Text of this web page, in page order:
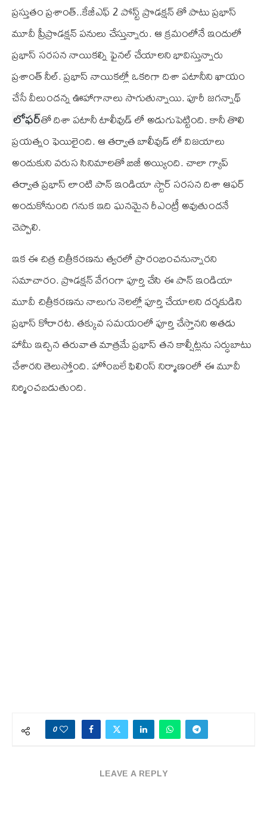
ప్రస్తుతం ప్రశాంత్..కేజీఎఫ్ 2 పోస్ట్ ప్రొడక్షన్ తో పాటు ప్రభాస్
మూవీ ప్రీప్రొడక్షన్ పనులు చేస్తున్నారు. ఆ క్రమంలోనే ఇందులో
ప్రభాస్ సరసన నాయికల్ని ఫైనల్ చేయాలని భావిస్తున్నారు
ప్రశాంత్ నీల్. ప్రభాస్ నాయికల్లో ఒకరిగా దిశా పటానీని ఖాయం
చేసే వీలుందన్న ఊహాగానాలు సాగుతున్నాయి. పూరీ జగన్నాథ్
లోఫర్తో దిశా పటానీ టాలీవుడ్ లో అడుగుపెట్టింది. కానీ తొలి
ప్రయత్నం ఫెయిలైంది. ఆ తర్వాత బాలీవుడ్ లో విజయాలు
అందుకుని వరుస సినిమాలతో బిజీ అయ్యింది. చాలా గ్యాప్
తర్వాత ప్రభాస్ లాంటి పాన్ ఇండియా స్టార్ సరసన దిశా ఆఫర్
అందుకోనుంది గనుక ఇది ఘనమైన రీఎంట్రీ అవుతుందనే
చెప్పాలి.
ఇక ఈ చిత్ర చిత్రీకరణను త్వరలో ప్రారంభించనున్నారని
సమాచారం. ప్రొడక్షన్ వేగంగా పూర్తి చేసి ఈ పాన్ ఇండియా
మూవీ చిత్రీకరణను నాలుగు నెలల్లో పూర్తి చేయాలని దర్శకుడిని
ప్రభాస్ కోరారట. తక్కువ సమయంలో పూర్తి చేస్తానని అతడు
హామీ ఇచ్చిన తరువాత మాత్రమే ప్రభాస్ తన కాల్షీట్లను సర్ధుబాటు
చేశారని తెలుస్తోంది. హోంబలే ఫిలింస్‌ నిర్మాణంలో ఈ మూవీ
నిర్మించబడుతుంది.
0
LEAVE A REPLY